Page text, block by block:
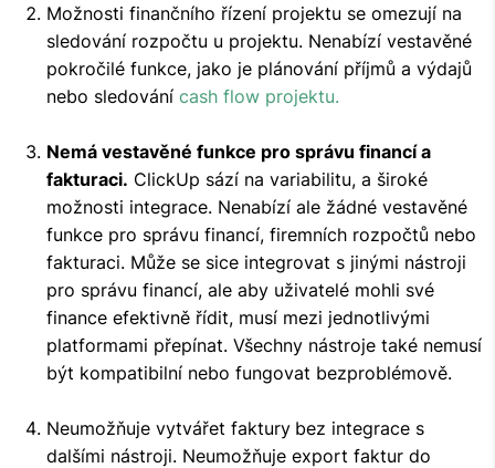
Možnosti finančního řízení projektu se omezují na
sledování rozpočtu u projektu. Nenabízí vestavěné
pokročilé funkce, jako je plánování příjmů a výdajů
nebo sledování cash flow projektu.
Nemá vestavěné funkce pro správu financí a
fakturaci. ClickUp sází na variabilitu, a široké
možnosti integrace. Nenabízí ale žádné vestavěné
funkce pro správu financí, firemních rozpočtů nebo
fakturaci. Může se sice integrovat s jinými nástroji
pro správu financí, ale aby uživatelé mohli své
finance efektivně řídit, musí mezi jednotlivými
platformami přepínat. Všechny nástroje také nemusí
být kompatibilní nebo fungovat bezproblémově.
Neumožňuje vytvářet faktury bez integrace s
dalšími nástroji. Neumožňuje export faktur do